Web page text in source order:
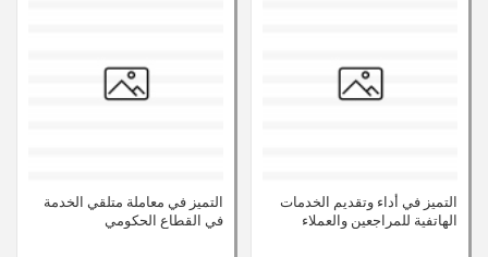
التميز في أداء وتقديم الخدمات
الهاتفية للمراجعين والعملاء
التميز في معاملة متلقي الخدمة
في القطاع الحكومي